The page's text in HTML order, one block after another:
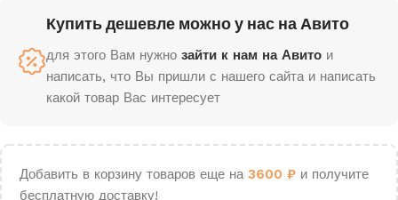
Купить дешевле можно у нас на Авито
для этого Вам нужно зайти к нам на Авито и
написать, что Вы пришли с нашего сайта и написать
какой товар Вас интересует
Добавить в корзину товаров еще на 3600 ₽ и получите
бесплатную доставку!